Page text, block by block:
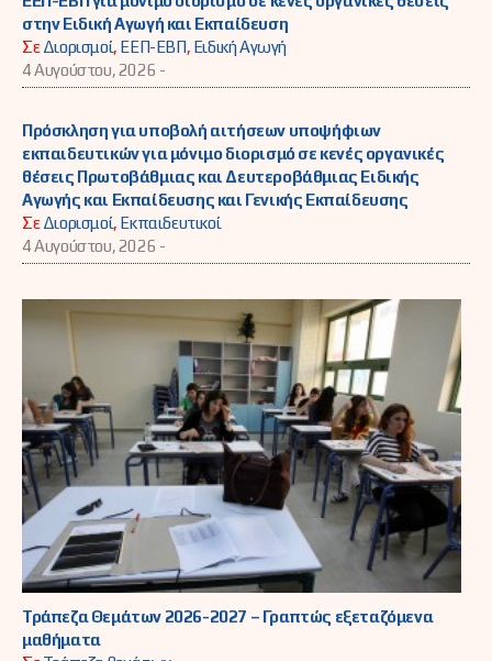
στην Ειδική Αγωγή και Εκπαίδευση
ΣεΔιορισμοί, ΕΕΠ-ΕΒΠ, Ειδική Αγωγή
4 Αυγούστου, 2026 -
Πρόσκληση για υποβολή αιτήσεων υποψήφιων
εκπαιδευτικών για μόνιμο διορισμό σε κενές οργανικές
θέσεις Πρωτοβάθμιας και Δευτεροβάθμιας Ειδικής
Αγωγής και Εκπαίδευσης και Γενικής Εκπαίδευσης
ΣεΔιορισμοί, Εκπαιδευτικοί
4 Αυγούστου, 2026 -
Τράπεζα Θεμάτων 2026-2027 – Γραπτώς εξεταζόμενα
μαθήματα